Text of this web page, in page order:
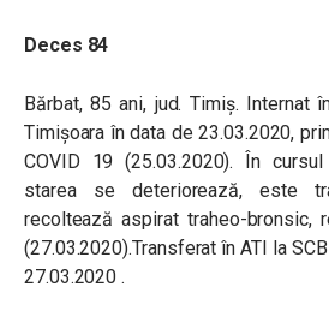
Deces 84
Bărbat, 85 ani, jud. Timiș. Internat
Timișoara în data de 23.03.2020,
COVID 19 (25.03.2020). În
starea se deteriorează, este
recoltează aspirat traheo-bronsic,
(27.03.2020).Transferat în ATI la
27.03.2020 .